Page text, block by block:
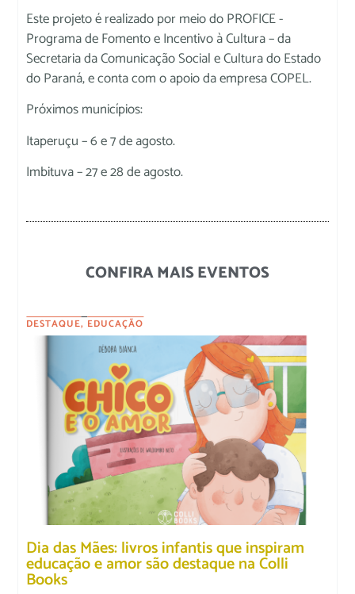
Este projeto é realizado por meio do PROFICE -
Programa de Fomento e Incentivo à Cultura – da
Secretaria da Comunicação Social e Cultura do Estado
do Paraná, e conta com o apoio da empresa COPEL.
Próximos municípios:
Itaperuçu – 6 e 7 de agosto.
Imbituva – 27 e 28 de agosto.
CONFIRA MAIS EVENTOS
DESTAQUE, EDUCAÇÃO
Dia das Mães: livros infantis que inspiram
educação e amor são destaque na Colli
Books